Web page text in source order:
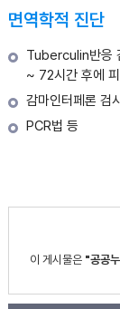
면역학적 진단
Tuberculin반응
~ 72시간 후에
감마인터페론 검
PCR법 등
이 게시물은 "공공